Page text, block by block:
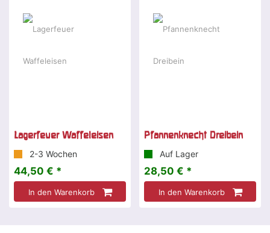
Lagerfeuer Waffeleisen
2-3 Wochen
44,50 € *
In den Warenkorb
Pfannenknecht Dreibein
Auf Lager
28,50 € *
In den Warenkorb